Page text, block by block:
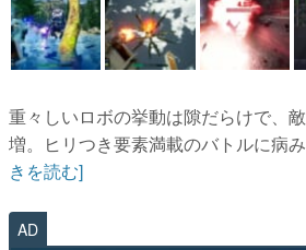
重々しいロボの挙動は隙だらけで、
増。ヒリつき要素満載のバトルに病
きを読む]
AD